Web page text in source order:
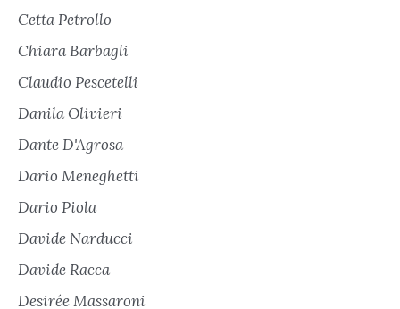
Cetta Petrollo
Chiara Barbagli
Claudio Pescetelli
Danila Olivieri
Dante D'Agrosa
Dario Meneghetti
Dario Piola
Davide Narducci
Davide Racca
Desirée Massaroni